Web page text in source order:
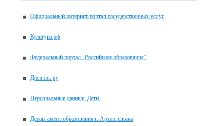
Официальный интернет-портал государственных услуг
Культура.рф
Федеральный портал "Российское образование"
Дневник.ру
Персональные данные. Дети.
Департамент образования г. Архангельска